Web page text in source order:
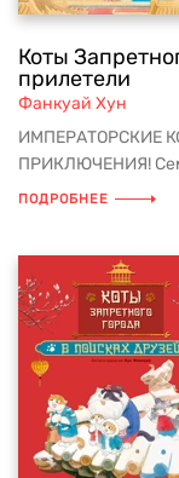
Коты
прилетели
Фанкуай Хун
ИМПЕРАТОРСКИЕ
ПРИКЛЮЧЕНИЯ!
ПОДРОБНЕЕ